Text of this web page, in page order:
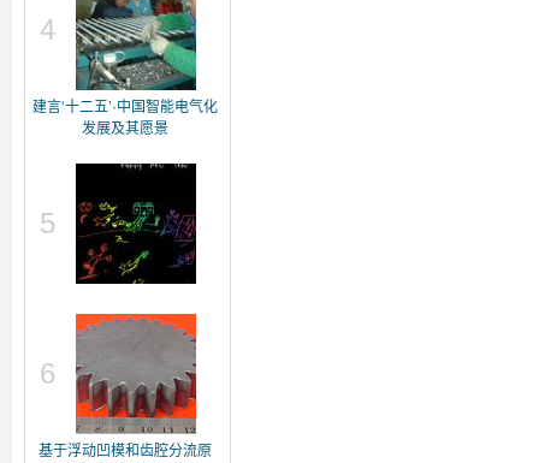
4
建言‘十二五’·中国智能电气化
发展及其愿景
5
6
基于浮动凹模和齿腔分流原